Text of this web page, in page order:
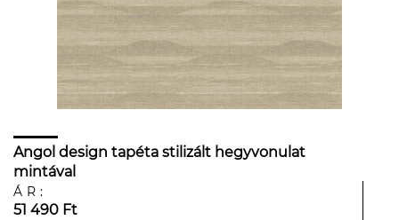
Angol design tapéta stilizált hegyvonulat
mintával
ÁR:
51 490 Ft